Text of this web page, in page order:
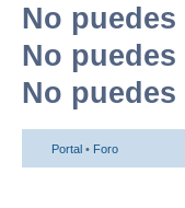
No puedes
No puedes
No puedes
Portal • Foro